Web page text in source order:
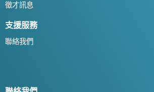
徵才訊息
支援服務
聯絡我們